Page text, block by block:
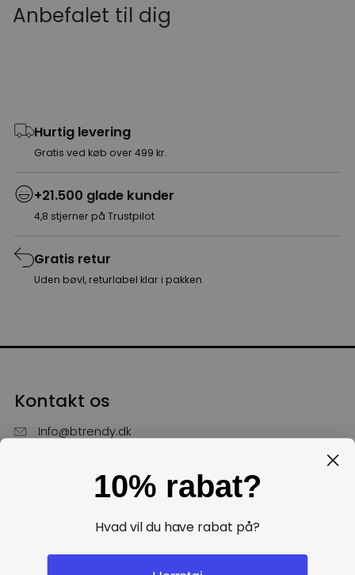
Anbefalet til dig
Hurtig levering
Gratis ved køb over 499 kr.
+21.500 glade kunder
4,8 stjerner på Trustpilot
Gratis retur
Uden bøvl, returlabel klar i pakken
Kontakt os
Info@btrendy.dk
Hverdage fra kl. 10 - 16
10% rabat?
Hvad vil du have rabat på?